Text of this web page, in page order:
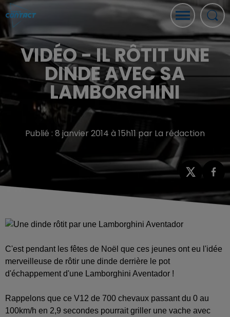
VIDÉO - IL RÔTIT UNE
DINDE AVEC SA
LAMBORGHINI
Publié : 8 janvier 2014 à 15h11 par La rédaction
C'est pendant les fêtes de Noël que ces jeunes ont eu l'idée
merveilleuse de rôtir une dinde derrière le pot
d'échappement d'une Lamborghini Aventador !
Rappelons que ce V12 de 700 chevaux passant du 0 au
100km/h en 2,9 secondes pourrait griller une vache avec